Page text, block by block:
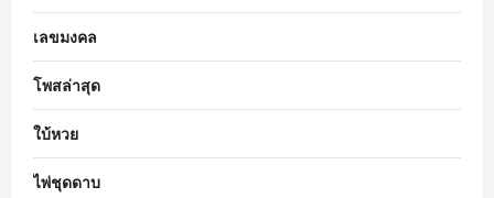
เลขมงคล
โพสล่าสุด
ใบ้หวย
ไพ่ชุดดาบ